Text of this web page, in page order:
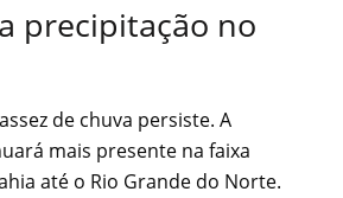
precipitação no
de chuva persiste. A
mais presente na faixa
até o Rio Grande do Norte.